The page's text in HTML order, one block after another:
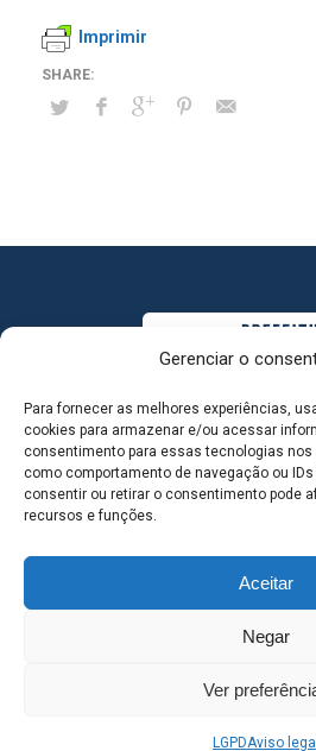
Gerenciar o
Para fornecer as melhores experiências,
cookies para armazenar e/ou acessar
consentimento para essas tecnologias nos
como comportamento de navegação ou
consentir ou retirar o consentimento pode
recursos e funções.
Aceitar
Negar
Ver
LGPDAviso legal
Imprimir
MAPA DO SITE
SEDE DO ADMINISTRATIVO